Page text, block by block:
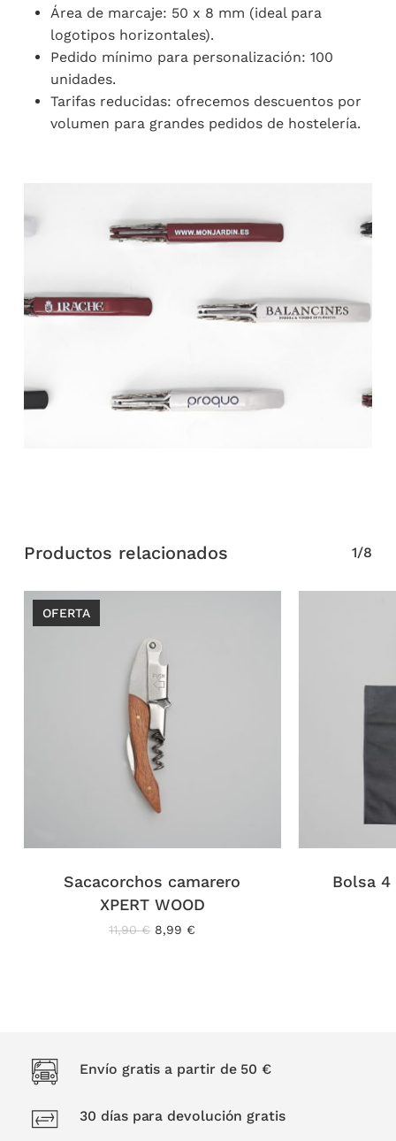
Área de marcaje: 50 x 8 mm (ideal para
logotipos horizontales).
Pedido mínimo para personalización: 100
unidades.
Tarifas reducidas: ofrecemos descuentos por
volumen para grandes pedidos de hostelería.
Productos relacionados 1/8
OFERTA
Sacacorchos camarero
XPERT WOOD
11,90€ El
8,99€
Bolsa
Envío gratis a partir de 50 €
30 días para devolución gratis